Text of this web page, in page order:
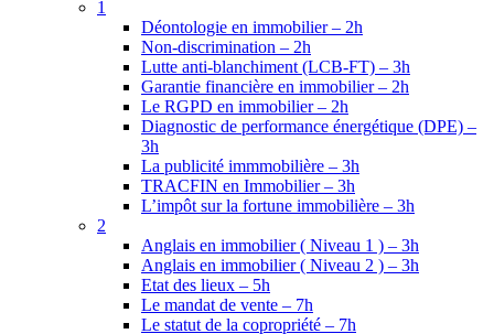
1
Déontologie en immobilier – 2h
Non-discrimination – 2h
Lutte anti-blanchiment (LCB-FT) – 3h
Garantie financière en immobilier – 2h
Le RGPD en immobilier – 2h
Diagnostic de performance énergétique (DPE) –
3h
La publicité immmobilière – 3h
TRACFIN en Immobilier – 3h
L’impôt sur la fortune immobilière – 3h
2
Anglais en immobilier ( Niveau 1 ) – 3h
Anglais en immobilier ( Niveau 2 ) – 3h
Etat des lieux – 5h
Le mandat de vente – 7h
Le statut de la copropriété – 7h